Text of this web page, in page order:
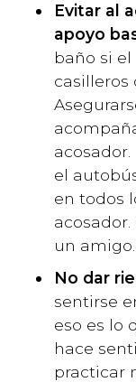
Evitar al
apoyo
baño si
casilleros
el
en todos
un amigo.
No dar
sentirse
eso es lo
hace
practicar